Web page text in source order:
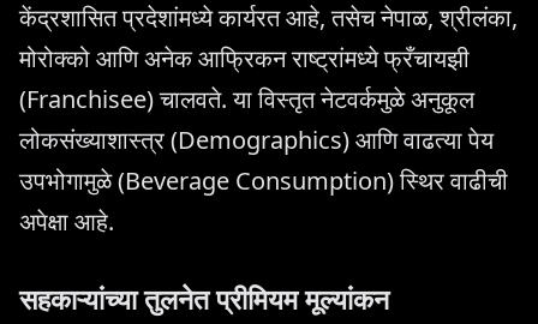
केंद्रशासित प्रदेशांमध्ये कार्यरत आहे, तसेच नेपाळ, श्रीलंका,
मोरोक्को आणि अनेक आफ्रिकन राष्ट्रांमध्ये फ्रँचायझी
(Franchisee) चालवते. या विस्तृत नेटवर्कमुळे अनुकूल
लोकसंख्याशास्त्र (Demographics) आणि वाढत्या पेय
उपभोगामुळे (Beverage Consumption) स्थिर वाढीची
अपेक्षा आहे.
सहकाऱ्यांच्या तुलनेत प्रीमियम मूल्यांकन